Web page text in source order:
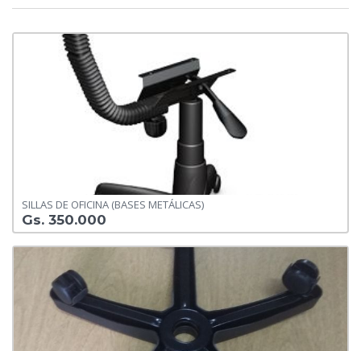
SILLAS DE OFICINA (BASES METÁLICAS)
Gs. 350.000